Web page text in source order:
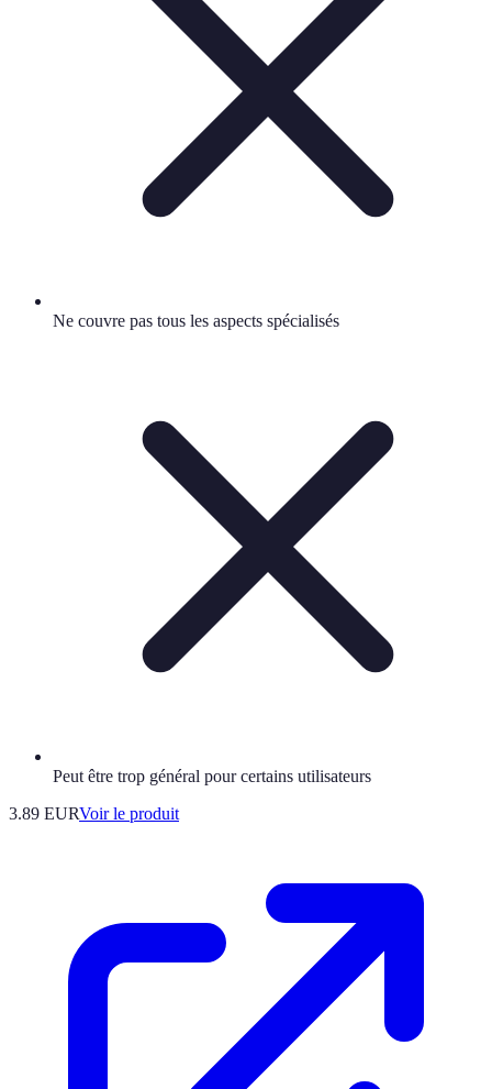
Ne couvre pas tous les aspects spécialisés
Peut être trop général pour certains utilisateurs
3.89 EURVoir le produit